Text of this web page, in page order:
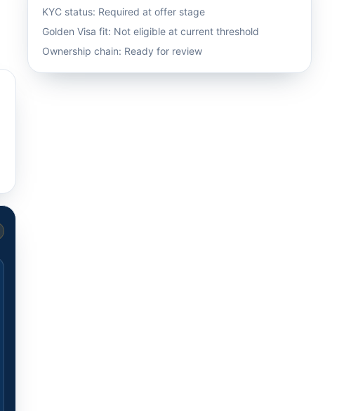
KYC status: Required at offer stage
Golden Visa fit: Not eligible at current threshold
Ownership chain: Ready for review